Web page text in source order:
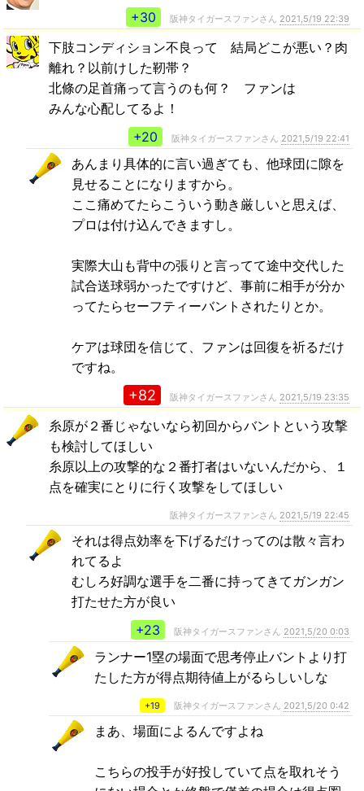
+30 阪神タイガースファンさん 2021,5/19 22:39
下肢コンディション不良って 結局どこが悪い？肉
離れ？以前けした靭帯？
北條の足首痛って言うのも何？ ファンは
みんな心配してるよ！
+20
阪神タイガースファンさん 2021,5/19 22:41
あんまり具体的に言い過ぎても、他球団に隙を
見せることになりますから。
ここ痛めてたらこういう動き厳しいと思えば、
プロは付け込んできますし。
実際大山も背中の張りと言ってて途中交代した
試合送球弱かったですけど、事前に相手が分か
ってたらセーフティーバントされたりとか。
ケアは球団を信じて、ファンは回復を祈るだけ
ですね。
+82 阪神タイガースファンさん 2021,5/19 23:35
糸原が２番じゃないなら初回からバントという攻撃
も検討してほしい
糸原以上の攻撃的な２番打者はいないんだから、１
点を確実にとりに行く攻撃をしてほしい
阪神タイガースファンさん 2021,5/19 22:45
それは得点効率を下げるだけってのは散々言わ
れてるよ
むしろ好調な選手を二番に持ってきてガンガン
打たせた方が良い
+23
阪神タイガースファンさん 2021,5/20 0:03
ランナー1塁の場面で思考停止バントより打
たした方が得点期待値上がるらしいしな
+19 阪神タイガースファンさん 2021,5/20 0:42
まあ、場面によるんですよね
こちらの投手が好投していて点を取れそう